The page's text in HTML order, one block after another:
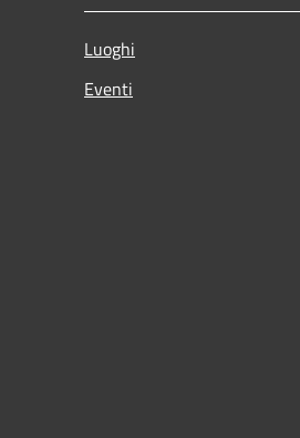
Luoghi
Eventi